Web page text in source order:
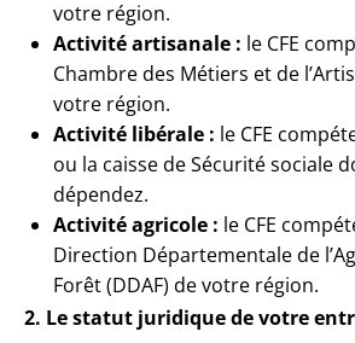
votre région.
Activité artisanale : le CFE
Chambre des Métiers et de
votre région.
Activité libérale : le CFE
ou la caisse de Sécurité sociale
dépendez.
Activité agricole : le CFE
Direction Départementale de
Forêt (DDAF) de votre région.
2. Le statut juridique de votre